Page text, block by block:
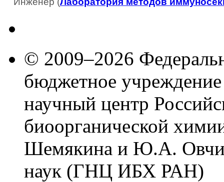
© 2009–2026
бюджетное
научный центр
биоорганической
Шемякина и Ю.А.
наук (ГНЦ ИБХ РАН)